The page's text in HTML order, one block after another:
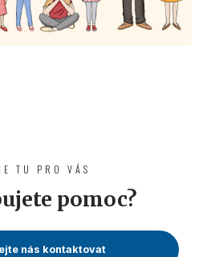
TU PRO VÁS
pomoc?
nás kontaktovat